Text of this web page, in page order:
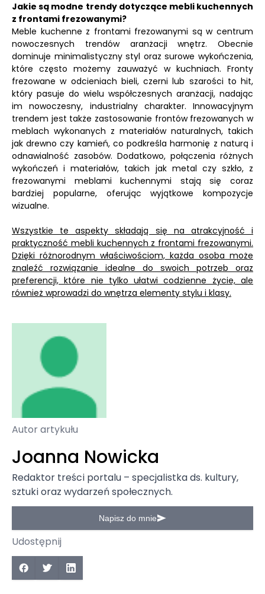
Jakie są modne trendy dotyczące mebli kuchennych
z frontami frezowanymi?
Meble kuchenne z frontami frezowanymi są w centrum
nowoczesnych trendów aranżacji wnętrz. Obecnie
dominuje minimalistyczny styl oraz surowe wykończenia,
które często możemy zauważyć w kuchniach. Fronty
frezowane w odcieniach bieli, czerni lub szarości to hit,
który pasuje do wielu współczesnych aranżacji, nadając
im nowoczesny, industrialny charakter. Innowacyjnym
trendem jest także zastosowanie frontów frezowanych w
meblach wykonanych z materiałów naturalnych, takich
jak drewno czy kamień, co podkreśla harmonię z naturą i
odnawialność zasobów. Dodatkowo, połączenia różnych
wykończeń i materiałów, takich jak metal czy szkło, z
frezowanymi meblami kuchennymi stają się coraz
bardziej popularne, oferując wyjątkowe kompozycje
wizualne.
Wszystkie te aspekty składają się na atrakcyjność i
praktyczność mebli kuchennych z frontami frezowanymi.
Dzięki różnorodnym właściwościom, każda osoba może
znaleźć rozwiązanie idealne do swoich potrzeb oraz
preferencji, które nie tylko ułatwi codzienne życie, ale
również wprowadzi do wnętrza elementy stylu i klasy.
Autor artykułu
Joanna Nowicka
Redaktor treści portalu – specjalistka ds. kultury,
sztuki oraz wydarzeń społecznych.
Napisz do mnie
Udostępnij